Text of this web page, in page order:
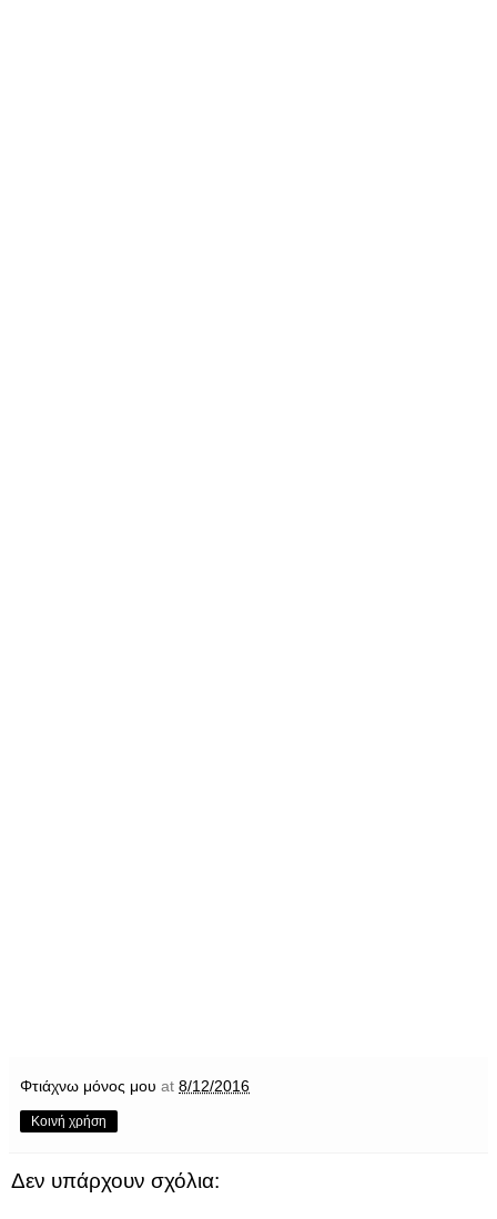
Φτιάχνω μόνος μου at 8/12/2016
Κοινή χρήση
Δεν υπάρχουν σχόλια: